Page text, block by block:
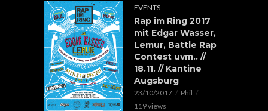
EVENTS
Rap im Ring 2017
mit Edgar Wasser,
Lemur, Battle Rap
Contest uvm.. //
18.11. // Kantine
Augsburg
23/10/2017
Phil
119 views